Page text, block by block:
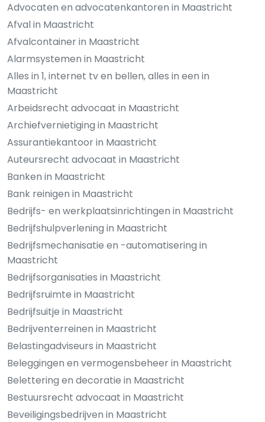
Advocaten en advocatenkantoren in Maastricht
Afval in Maastricht
Afvalcontainer in Maastricht
Alarmsystemen in Maastricht
Alles in 1, internet tv en bellen, alles in een in
Maastricht
Arbeidsrecht advocaat in Maastricht
Archiefvernietiging in Maastricht
Assurantiekantoor in Maastricht
Auteursrecht advocaat in Maastricht
Banken in Maastricht
Bank reinigen in Maastricht
Bedrijfs- en werkplaatsinrichtingen in Maastricht
Bedrijfshulpverlening in Maastricht
Bedrijfsmechanisatie en -automatisering in
Maastricht
Bedrijfsorganisaties in Maastricht
Bedrijfsruimte in Maastricht
Bedrijfsuitje in Maastricht
Bedrijventerreinen in Maastricht
Belastingadviseurs in Maastricht
Beleggingen en vermogensbeheer in Maastricht
Belettering en decoratie in Maastricht
Bestuursrecht advocaat in Maastricht
Beveiligingsbedrijven in Maastricht